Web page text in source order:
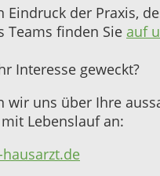
Eindruck der Praxis,
Teams finden Sie auf
Interesse geweckt?
wir uns über Ihre
Lebenslauf an: